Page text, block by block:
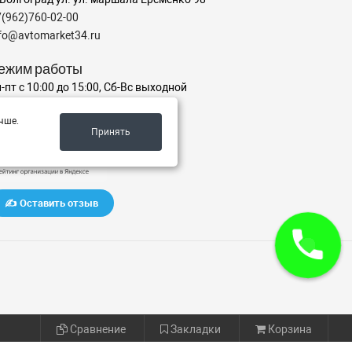
02-00
работы
пт с 10:00 до 15:00, Сб-Вс выходной
рейтинг на Яндексе
✍️ Оставить отзыв
Принять
Сравнение Закладки Корзина